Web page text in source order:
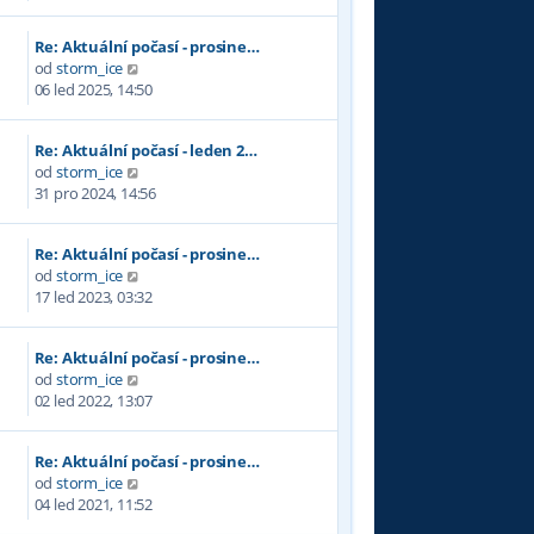
a
i
o
l
e
n
p
ř
s
p
ě
v
e
Re: Aktuální počasí - prosine…
od storm_ice
o
a
i
o
l
e
n
p
ř
s
p
ě
06 led 2025, 14:50
Re: Aktuální počasí - leden 2…
od storm_ice
o
a
i
o
l
e
n
p
31 pro 2024, 14:56
Re: Aktuální počasí - prosine…
od storm_ice
o
a
i
o
l
17 led 2023, 03:32
Re: Aktuální počasí - prosine…
od storm_ice
o
a
i
02 led 2022, 13:07
Re: Aktuální počasí - prosine…
od storm_ice
o
04 led 2021, 11:52